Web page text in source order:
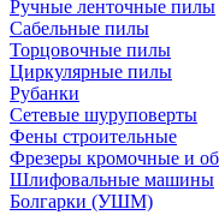
Ручные ленточные пилы
Сабельные пилы
Торцовочные пилы
Циркулярные пилы
Рубанки
Сетевые шуруповерты
Фены строительные
Фрезеры кромочные и
Шлифовальные машины
Болгарки (УШМ)